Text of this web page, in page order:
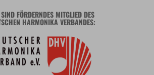
FÖRDERNDES MITGLIED DES
HARMONIKA VERBANDES: